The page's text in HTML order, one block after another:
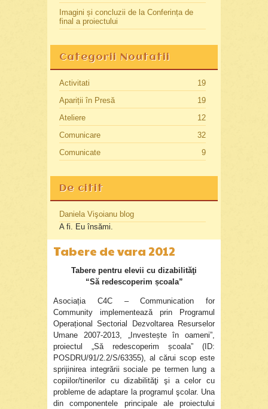
Imagini și concluzii de la Conferința de
final a proiectului
Categorii Noutatii
Activitati
19
Apariții în Presă
19
Ateliere
12
Comunicare
32
Comunicate
9
De citit
Daniela Vişoianu blog
A fi. Eu însămi.
Tabere de vara 2012
Tabere pentru elevii cu dizabilităţi
“Să redescoperim școala”
Asociația C4C – Communication for
Community implementează prin Programul
Operațional Sectorial Dezvoltarea Resurselor
Umane 2007-2013, „Investește în oameni”,
proiectul „Să redescoperim școala” (ID:
POSDRU/91/2.2/S/63355), al cărui scop este
sprijinirea integrării sociale pe termen lung a
copiilor/tinerilor cu dizabilităţi şi a celor cu
probleme de adaptare la programul şcolar. Una
din componentele principale ale proiectului